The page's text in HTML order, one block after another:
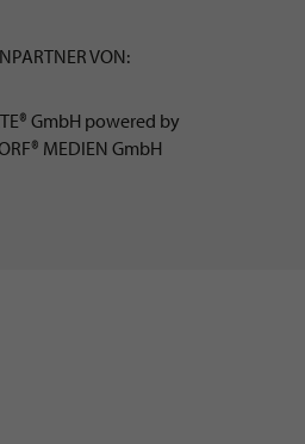
VON:
GmbH powered by
MEDIEN GmbH